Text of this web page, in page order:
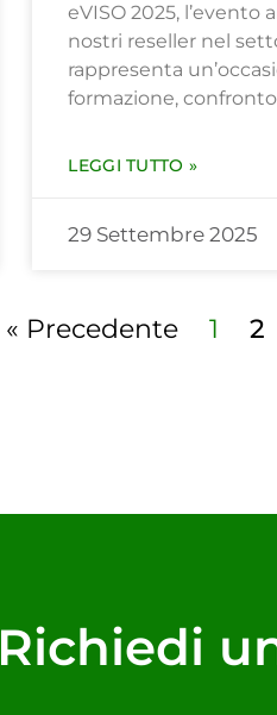
eVISO 2025, l’evento
nostri reseller nel
rappresenta
formazione, confronto
LEGGI TUTTO »
29 Settembre 2025
« Precedente 1 2
Richiedi